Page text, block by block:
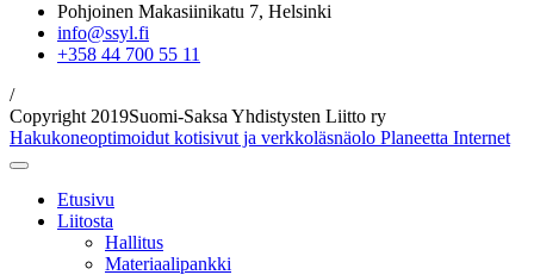
Pohjoinen Makasiinikatu 7, Helsinki
info@ssyl.fi
+358 44 700 55 11
/
Copyright 2019Suomi-Saksa Yhdistysten Liitto ry
Hakukoneoptimoidut kotisivut ja verkkoläsnäolo Planeetta Internet
Etusivu
Liitosta
Hallitus
Materiaalipankki